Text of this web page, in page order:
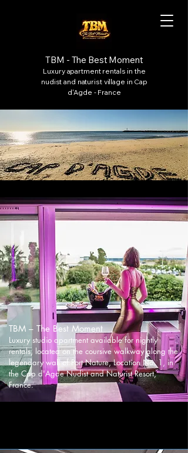
TBM - The Best Moment
Luxury apartment rentals in the
nudist and naturist village in Cap
d'Agde - France
TBM – The Best Moment
Luxury studio apartment available for nightly
rentals, located on the coursive walkway along the
legendary wall of Port Nature, Location No. 1, in
the Cap d'Agde Nudist and Naturist Resort,
France.